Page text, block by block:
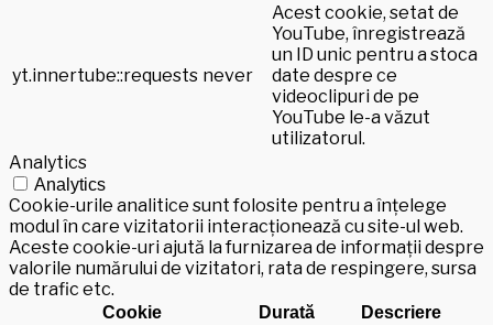
yt.innertube::requests never
Acest cookie, setat de
YouTube, înregistrează
un ID unic pentru a stoca
date despre ce
videoclipuri de pe
YouTube le-a văzut
utilizatorul.
Analytics
Analytics
Cookie-urile analitice sunt folosite pentru a înțelege
modul în care vizitatorii interacționează cu site-ul web.
Aceste cookie-uri ajută la furnizarea de informații despre
valorile numărului de vizitatori, rata de respingere, sursa
de trafic etc.
Cookie Durată Descriere